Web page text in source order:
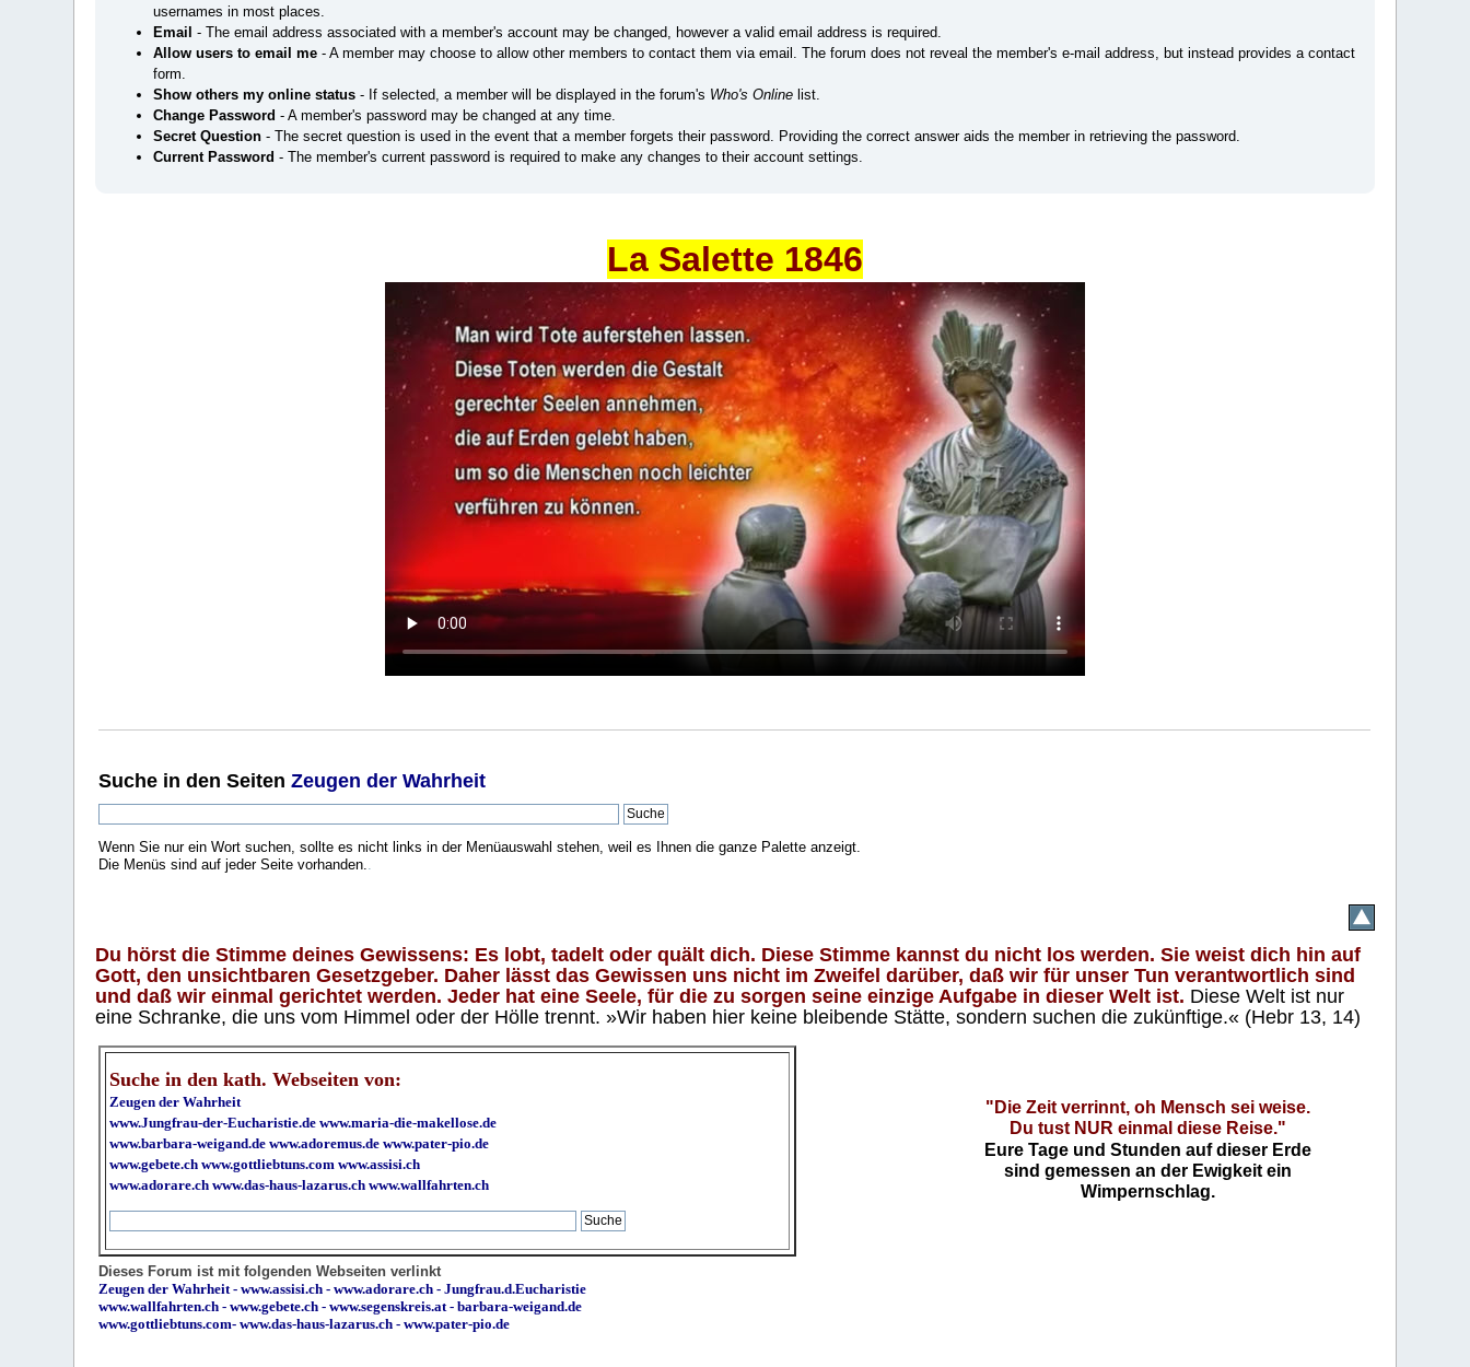
usernames in most places.
Email - The email address associated with a member's account may be changed, however a valid email address is required.
Allow users to email me - A member may choose to allow other members to contact them via email. The forum does not reveal the member's e-mail address, but instead provides a contact
form.
Show others my online status - If selected, a member will be displayed in the forum's Who's Online list.
Change Password - A member's password may be changed at any time.
Secret Question - The secret question is used in the event that a member forgets their password. Providing the correct answer aids the member in retrieving the password.
Current Password - The member's current password is required to make any changes to their account settings.
La Salette 1846
Suche in den SeitenZeugen der Wahrheit
Wenn Sie nur ein Wort suchen, sollte es nicht links in der Menüauswahl stehen, weil es Ihnen die ganze Palette anzeigt.
Die Menüs sind auf jeder Seite vorhanden.
Du hörst die Stimme deines Gewissens: Es lobt, tadelt oder quält dich. Diese Stimme kannst du nicht los werden. Sie weist dich hin auf
Gott, den unsichtbaren Gesetzgeber. Daher lässt das Gewissen uns nicht im Zweifel darüber, daß wir für unser Tun verantwortlich sind
und daß wir einmal gerichtet werden. Jeder hat eine Seele, für die zu sorgen seine einzige Aufgabe in dieser Welt ist. Diese Welt ist nur
eine Schranke, die uns vom Himmel oder der Hölle trennt. »Wir haben hier keine bleibende Stätte, sondern suchen die zukünftige.« (Hebr 13, 14)
Suche in den kath. Webseiten von:
Zeugen der Wahrheit
www.Jungfrau-der-Eucharistie.de www.maria-die-makellose.de
www.barbara-weigand.de www.adoremus.de www.pater-pio.de
www.gebete.ch www.gottliebtuns.com www.assisi.ch
www.adorare.ch www.das-haus-lazarus.ch www.wallfahrten.ch
"Die Zeit verrinnt, oh Mensch sei weise.
Du tust NUR einmal diese Reise."
Eure Tage und Stunden auf dieser Erde
sind gemessen an der Ewigkeit ein
Wimpernschlag.
Dieses Forum ist mit folgenden Webseiten verlinkt
Zeugen der Wahrheit -www.assisi.ch -www.adorare.ch -Jungfrau.d.Eucharistie
www.wallfahrten.ch -www.gebete.ch -www.segenskreis.at -barbara-weigand.de
www.gottliebtuns.com-www.das-haus-lazarus.ch - www.pater-pio.de